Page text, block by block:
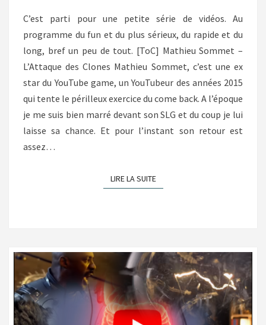
C’est parti pour une petite série de vidéos. Au
programme du fun et du plus sérieux, du rapide et du
long, bref un peu de tout. [ToC] Mathieu Sommet –
L’Attaque des Clones Mathieu Sommet, c’est une ex
star du YouTube game, un YouTubeur des années 2015
qui tente le périlleux exercice du come back. A l’époque
je me suis bien marré devant son SLG et du coup je lui
laisse sa chance. Et pour l’instant son retour est
assez…
LIRE LA SUITELIRE LA SUITE